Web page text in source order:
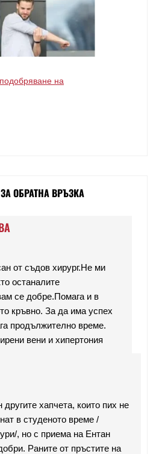
на
ОБРАТНА ВРЪЗКА
от съдов хирург.Не ми
останалите
се добре.Помага и в
кръвно. За да има успех
продължително време.
вени и хипертония
хапчета, които пих не
в студеното време /
, но с приема на Ентан
Раните от пръстите на